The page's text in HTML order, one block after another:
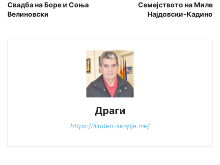
Свадба на Боре и Соња
Велиновски
Семејството на Миле
Најдовски-Кадино
Драги
https://ilinden-skopje.mk/